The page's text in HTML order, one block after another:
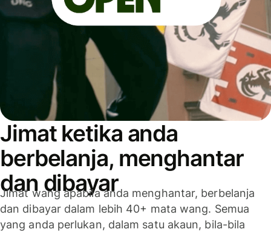
Jimat ketika anda
berbelanja, menghantar
dan dibayar
Jimat wang apabila anda menghantar, berbelanja
dan dibayar dalam lebih 40+ mata wang. Semua
yang anda perlukan, dalam satu akaun, bila-bila